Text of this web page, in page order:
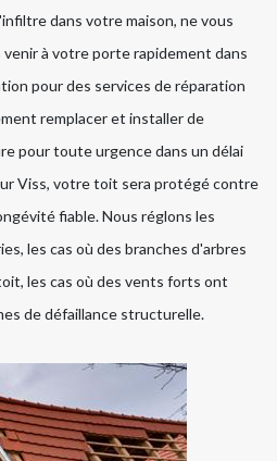
dans votre maison, ne vous
à votre porte rapidement dans
pour des services de réparation
remplacer et installer de
pour toute urgence dans un délai
Viss, votre toit sera protégé contre
fiable. Nous réglons les
les cas où des branches d'arbres
les cas où des vents forts ont
de défaillance structurelle.